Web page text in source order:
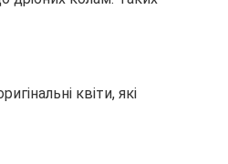
квіти, які